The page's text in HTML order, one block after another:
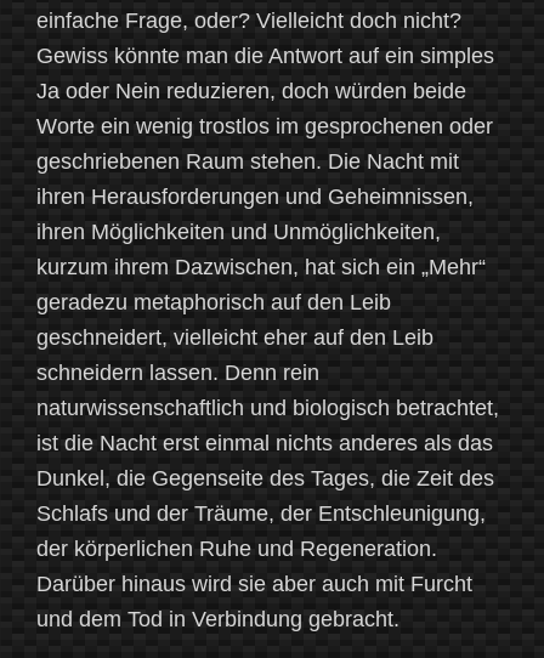
einfache Frage, oder? Vielleicht doch nicht?
Gewiss könnte man die Antwort auf ein simples
Ja oder Nein reduzieren, doch würden beide
Worte ein wenig trostlos im gesprochenen oder
geschriebenen Raum stehen. Die Nacht mit
ihren Herausforderungen und Geheimnissen,
ihren Möglichkeiten und Unmöglichkeiten,
kurzum ihrem Dazwischen, hat sich ein „Mehr“
geradezu metaphorisch auf den Leib
geschneidert, vielleicht eher auf den Leib
schneidern lassen. Denn rein
naturwissenschaftlich und biologisch betrachtet,
ist die Nacht erst einmal nichts anderes als das
Dunkel, die Gegenseite des Tages, die Zeit des
Schlafs und der Träume, der Entschleunigung,
der körperlichen Ruhe und Regeneration.
Darüber hinaus wird sie aber auch mit Furcht
und dem Tod in Verbindung gebracht.